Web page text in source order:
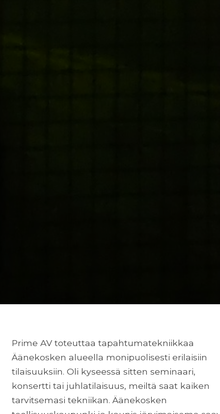
Prime AV toteuttaa tapahtumatekniikkaa
Äänekosken alueella monipuolisesti erilaisiin
tilaisuuksiin. Oli kyseessä sitten seminaari,
konsertti tai juhlatilaisuus, meiltä saat kaiken
tarvitsemasi tekniikan. Äänekosken